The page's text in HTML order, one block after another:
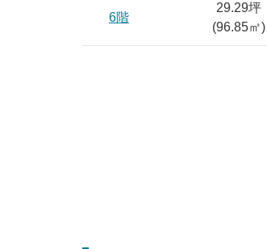
6階
29.29坪
(96.85㎡)